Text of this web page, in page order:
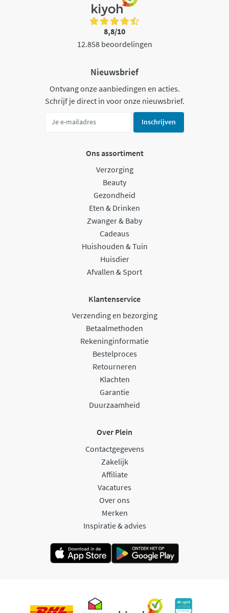
8,8/10
12.858 beoordelingen
Nieuwsbrief
Ontvang onze aanbiedingen en acties.
Schrijf je direct in voor onze nieuwsbrief.
Inschrijven
Ons assortiment
Verzorging
Beauty
Gezondheid
Eten & Drinken
Zwanger & Baby
Cadeaus
Huishouden & Tuin
Huisdier
Afvallen & Sport
Klantenservice
Verzending en bezorging
Betaalmethoden
Rekeninginformatie
Bestelproces
Retourneren
Klachten
Garantie
Duurzaamheid
Over Plein
Contactgegevens
Zakelijk
Affiliate
Vacatures
Over ons
Merken
Inspiratie & advies